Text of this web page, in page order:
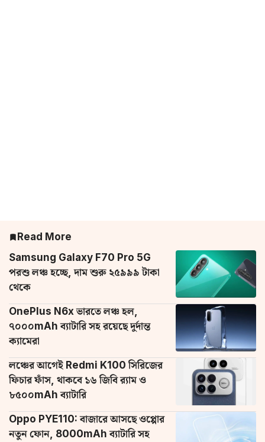
Read More
Samsung Galaxy F70 Pro 5G
পরশু লঞ্চ হচ্ছে, দাম শুরু ২৫৯৯৯ টাকা
থেকে
OnePlus N6x ভারতে লঞ্চ হল,
৭০০০mAh ব্যাটারি সহ রয়েছে দুর্দান্ত
ক্যামেরা
লঞ্চের আগেই Redmi K100 সিরিজের
ফিচার ফাঁস, থাকবে ১৬ জিবি র‌্যাম ও
৮৫০০mAh ব্যাটারি
Oppo PYE110: বাজারে আসছে ওপ্পোর
নতুন ফোন, 8000mAh ব্যাটারি সহ